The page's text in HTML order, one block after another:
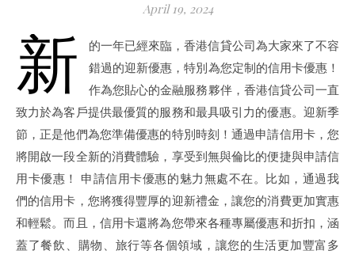
April 19, 2024
新
的一年已經來臨，香港信貸公司為大家來了不容
錯過的迎新優惠，特別為您定制的信用卡優惠！
作為您貼心的金融服務夥伴，香港信貸公司一直
致力於為客戶提供最優質的服務和最具吸引力的優惠。迎新季
節，正是他們為您準備優惠的特別時刻！通過申請信用卡，您
將開啟一段全新的消費體驗，享受到無與倫比的便捷與申請信
用卡優惠！ 申請信用卡優惠的魅力無處不在。比如，通過我
們的信用卡，您將獲得豐厚的迎新禮金，讓您的消費更加實惠
和輕鬆。而且，信用卡還將為您帶來各種專屬優惠和折扣，涵
蓋了餐飲、購物、旅行等各個領域，讓您的生活更加豐富多